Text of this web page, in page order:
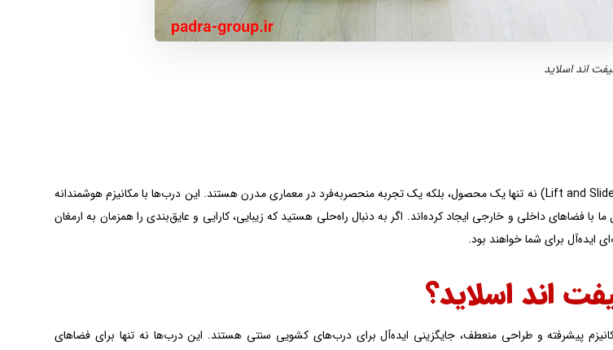
اند اسلاید
لیفت اند اسلاید (Lift and Slide) نه تنها یک محصول، بلکه یک تجربه منحصربه‌فرد در معماری مدرن هستند. این درب‌ها با مکانیزم هوشمندانه
با فضاهای داخلی و خارجی ایجاد کرده‌اند. اگر به دنبال راه‌حلی هستید که زیبایی، کارایی و عایق‌بندی را همزمان به ارمغان
ایده‌آل برای شما خواهند بود.
اند‌ اسلاید‌؟
پیشرفته و طراحی منعطف، جایگزینی ایده‌آل برای درب‌های کشویی سنتی هستند. این درب‌ها نه تنها برای فضاهای